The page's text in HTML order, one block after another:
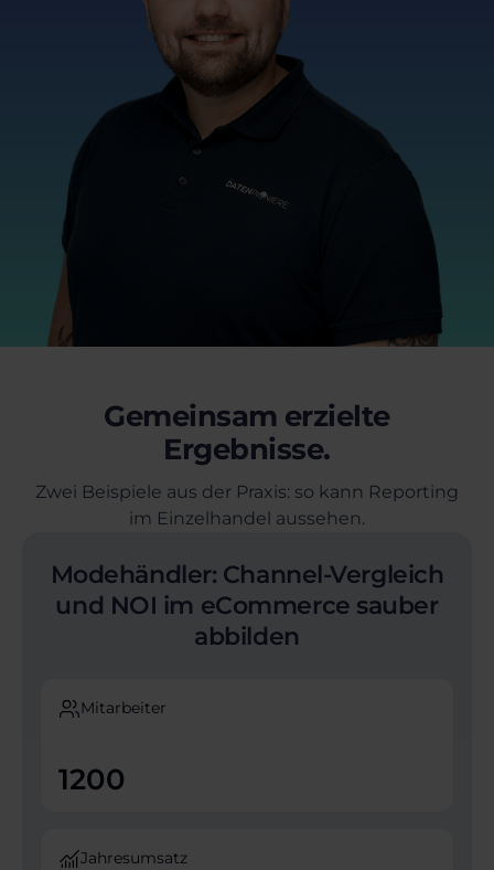
Gemeinsam erzielte
Ergebnisse.
Zwei Beispiele aus der Praxis: so kann Reporting
im Einzelhandel aussehen.
Modehändler: Channel-Vergleich
und NOI im eCommerce sauber
abbilden
Mitarbeiter
1200
Jahresumsatz